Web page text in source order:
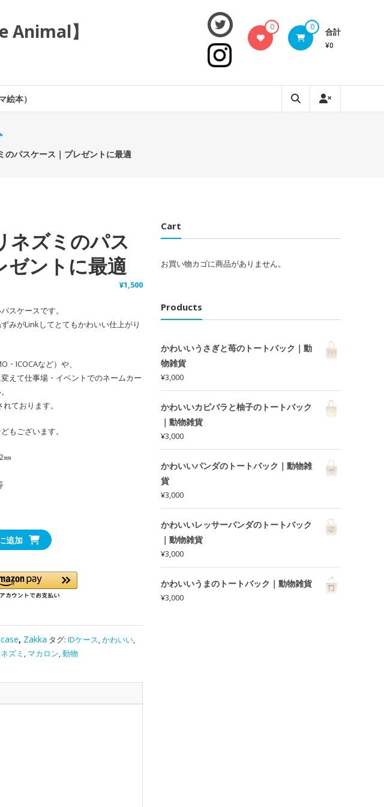
Animal】 0 0 合計
¥0
絵本）
のパスケース｜プレゼントに最適
ネズミのパス
ゼントに最適
¥1,500
スケースです。
みがLinkしてとてもかわいい仕上がり
・ICOCAなど）や、
えて仕事場・イベントでのネームカー
ております。
もございます。
㎜
追加
, Zakka タグ:IDケース,かわいい,
ズミ , マカロン,動物
Cart
お買い物カゴに商品がありません。
Products
かわいいうさぎと苺のトートバック｜動
物雑貨
¥3,000
かわいいカピバラと柚子のトートバック
｜動物雑貨
¥3,000
かわいいパンダのトートバック｜動物雑
貨
¥3,000
かわいいレッサーパンダのトートバック
｜動物雑貨
¥3,000
かわいいうまのトートバック｜動物雑貨
¥3,000